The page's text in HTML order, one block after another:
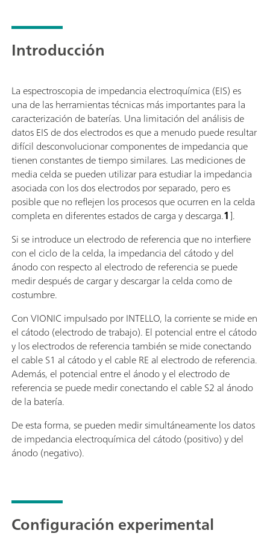
mayoría de los demás aparatos, como:Espectroscopía
seleccionable; Second Sense (S2); Escaneo analógico;
Introducción
La espectroscopia de impedancia electroquímica (EIS) es
una de las herramientas técnicas más importantes para la
caracterización de baterías. Una limitación del análisis de
datos EIS de dos electrodos es que a menudo puede resultar
difícil desconvolucionar componentes de impedancia que
tienen constantes de tiempo similares. Las mediciones de
media celda se pueden utilizar para estudiar la impedancia
asociada con los dos electrodos por separado, pero es
posible que no reflejen los procesos que ocurren en la celda
completa en diferentes estados de carga y descarga.1].
Si se introduce un electrodo de referencia que no interfiere
con el ciclo de la celda, la impedancia del cátodo y del
ánodo con respecto al electrodo de referencia se puede
medir después de cargar y descargar la celda como de
costumbre.
Con VIONIC impulsado por INTELLO, la corriente se mide en
el cátodo (electrodo de trabajo). El potencial entre el cátodo
y los electrodos de referencia también se mide conectando
el cable S1 al cátodo y el cable RE al electrodo de referencia.
Además, el potencial entre el ánodo y el electrodo de
referencia se puede medir conectando el cable S2 al ánodo
de la batería.
De esta forma, se pueden medir simultáneamente los datos
de impedancia electroquímica del cátodo (positivo) y del
ánodo (negativo).
Configuración experimental